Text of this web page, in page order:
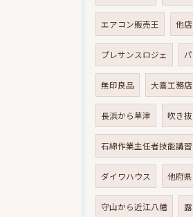
エアコン販売王 他店
プレサンスロジェ
無印良品 大喜工務店
長浜から草津 吹き
石綿作業主任者技能講習
ダイワハウス 他府県
守山から近江八幡